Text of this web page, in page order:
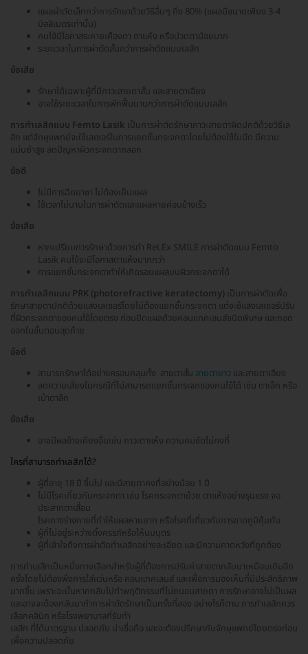
แผลผ่าตัดเล็กกว่าการรักษาด้วยวิธีอื่นๆ ถึง 80% (แผลมีขนาดเพียง 3-4
มิลลิเมตรเท่านั้น)
คนไข้มีโอกาสระคายเคืองตา ตาแห้ง หรือปวดตาน้อยมาก
ระยะเวลาในการผ่าตัดสั้นกว่าการผ่าตัดแบบเลสิก
ข้อเสีย
รักษาได้เฉพาะผู้ที่มีภาวะสายตาสั้น และสายตาเอียง
อาจใช้ระยะเวลาในการพักฟื้นนานกว่าการผ่าตัดแบบเลสิก
การทำเลสิกแบบ Femto Lasik เป็นการผ่าตัดรักษาภาวะสายตาผิดปกติด้วยวิธีเล
สิก แต่จักษุแพทย์จะใช้เลเซอร์ในการแยกชั้นกระจกตาโดยไม่ต้องใช้ใบมีด มีความ
แม่นยำสูง ลดปัญหาผิวกระจกตาถลอก
ข้อดี
ไม่มีการฉีดยาชา ไม่ต้องเย็บแผล
ใช้เวลาไม่นานในการผ่าตัดและแผลหายค่อนข้างเร็ว
ข้อเสีย
หากเปรียบการรักษาด้วยการทำ ReLEx SMILE การผ่าตัดแบบ Femto
Lasik คนไข้จะมีโอกาสตาแห้งมากกว่า
การแยกชั้นกระจกตาทำให้เกิดรอยแผลบนผิวกระจกตาได้
การทำเลสิกแบบ PRK (photorefractive keratectomy) เป็นการผ่าตัดเพื่อ
รักษาสายตาปกติด้วยแสงเลเซอร์โดยไม่ต้องแยกชั้นกระจกตา แต่จะช้แสงเลเซอร์ปรับ
ที่ผิวกระจกตาของคนไข้โดยตรง ก่อนปิดแผลด้วยคอนแทคเลนส์ชนิดพิเศษ และถอด
ออกในขั้นตอนสุดท้าย
ข้อดี
สามารถรักษาได้อย่างครอบคลุมทั้ง สายตาสั้น สายตายาว และสายตาเอียง
ลดความเสี่ยงในกรณีที่ไม่สามารถแยกชั้นกระจกของคนไข้ได้ เช่น ตาเล็ก หรือ
เบ้าตาลึก
ข้อเสีย
อาจมีผลข้างเคียงอื่นเช่น ภาวะตาแห้ง ความคมชัดไม่คงที่
ใครที่สามารถทำเลสิกได้?
ผู้ที่อายุ 18 ปี ขึ้นไป และมีสายตาคงที่อย่างน้อย 1 ปี
ไม่มีโรคเกี่ยวกับกระจกตา เช่น โรคกระจกตาย้วย ตาแห้งอย่างรุนแรง จอ
ประสาทตาเสื่อม
โรคทางร่างกายที่ทำให้แผลหายยาก หรือโรคที่เกี่ยวกับการขาดภูมิคุ้มกัน
ผู้ที่ไม่อยู่ระหว่างตั้งครรภ์หรือให้นมบุตร
ผู้ที่เข้าใจถึงการผ่าตัดทำเลสิกอย่างละเอียด และมีความคาดหวังที่ถูกต้อง
การทำเลสิกเป็นหนึ่งทางเลือกสำหรับผู้ที่ต้องการปรับค่าสายตากลับมาเหมือนเดิมอีก
ครั้งโดยไม่ต้องพึ่งการใส่แว่นหรือ คอนแทคเลนส์ และเพื่อการมองเห็นที่มีประสิทธิภาพ
มากขึ้น เพราะฉะนั้นหากกลับไปทำพฤติกรรมที่ไม่ถนอมสายตา การรักษาอาจไม่เป็นผล
และอาจจะต้องกลับมาทำการผ่าตัดรักษาเป็นครั้งที่สอง อย่างไรก็ตาม การทำเลสิกควร
เลือกคลินิก หรือโรงพยาบาลที่รับทำ
เลสิก ที่ได้มาตรฐาน ปลอดภัย น่าเชื่อถือ และจะต้องปรึกษากับจักษุแพทย์โดยตรงก่อน
เพื่อความปลอดภัย